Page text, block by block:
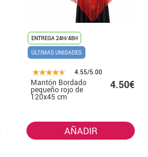
ENTREGA 24H/48H
ÚLTIMAS UNIDADES
4.55/5.00
Mantón Bordado
pequeño rojo de
120x45 cm
4.50€
AÑADIR